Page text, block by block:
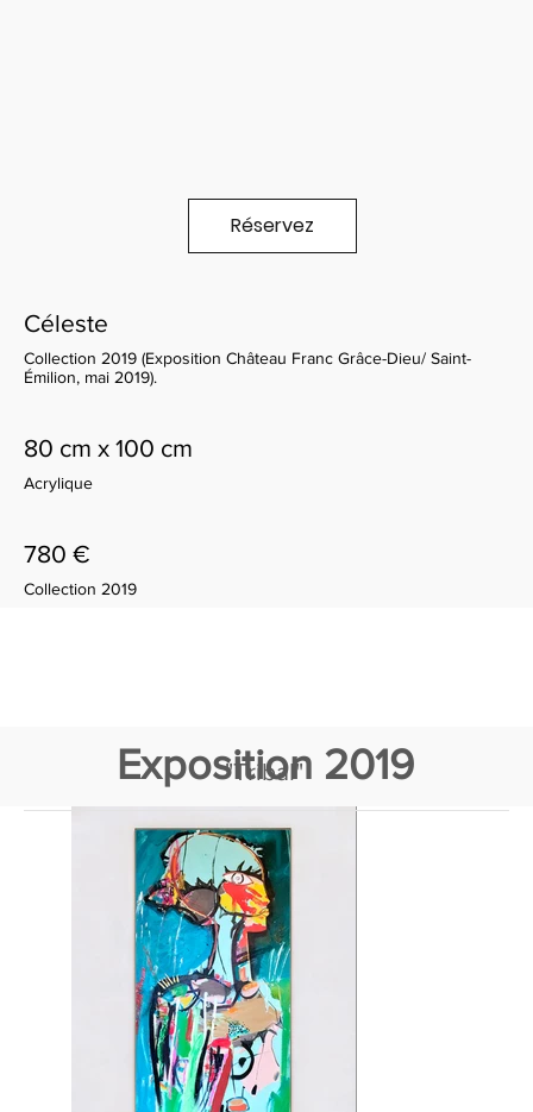
Céleste
Collection 2019 (Exposition Château Franc Grâce-Dieu/ Saint-
Émilion, mai 2019).
80 cm x 100 cm
Acrylique
780 €
Collection 2019
Réservez
"Tribal"
Exposition 2019